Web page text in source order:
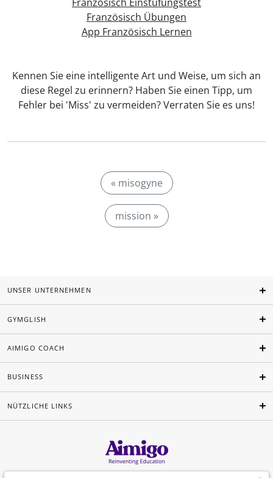
Französisch Übungen
App Französisch Lernen
Kennen Sie eine intelligente Art und Weise, um sich an
diese Regel zu erinnern? Haben Sie einen Tipp, um
Fehler bei 'Miss' zu vermeiden? Verraten Sie es uns!
« misogyne
mission »
UNSER UNTERNEHMEN
GYMGLISH
AIMIGO COACH
BUSINESS
NÜTZLICHE LINKS